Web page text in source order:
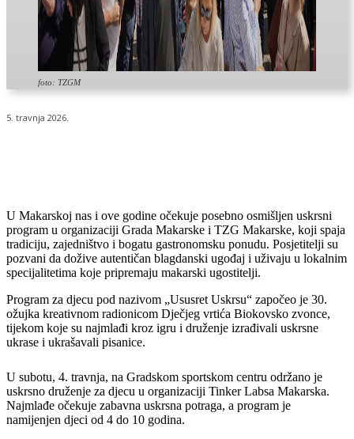
foto: TZGM
5. travnja 2026.
U Makarskoj nas i ove godine očekuje posebno osmišljen uskrsni
program u organizaciji Grada Makarske i TZG Makarske, koji spaja
tradiciju, zajedništvo i bogatu gastronomsku ponudu. Posjetitelji su
pozvani da dožive autentičan blagdanski ugođaj i uživaju u lokalnim
specijalitetima koje pripremaju makarski ugostitelji.
Program za djecu pod nazivom „Ususret Uskrsu“ započeo je 30.
ožujka kreativnom radionicom Dječjeg vrtića Biokovsko zvonce,
tijekom koje su najmlađi kroz igru i druženje izrađivali uskrsne
ukrase i ukrašavali pisanice.
U subotu, 4. travnja, na Gradskom sportskom centru održano je
uskrsno druženje za djecu u organizaciji Tinker Labsa Makarska.
Najmlađe očekuje zabavna uskrsna potraga, a program je
namijenjen djeci od 4 do 10 godina.